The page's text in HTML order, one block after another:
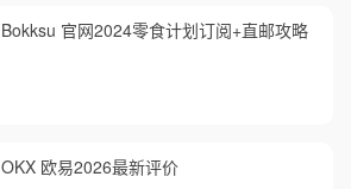
Bokksu 官网2024零食计划订阅+直邮攻略
OKX 欧易2026最新评价